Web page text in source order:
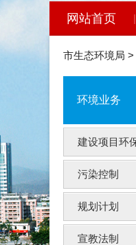
网站首页 |
环境保护标
市生态环境局 >
环境业务
建设项目环
污染控制
规划计划
宣教法制